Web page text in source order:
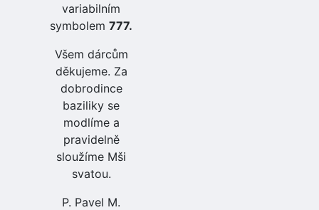
variabilním
symbolem 777.
Všem dárcům
děkujeme. Za
dobrodince
baziliky se
modlíme a
pravidelně
sloužíme Mši
svatou.
P. Pavel M.